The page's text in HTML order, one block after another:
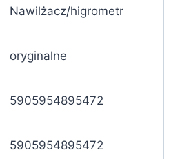
Nawilżacz/higrometr
oryginalne
5905954895472
5905954895472